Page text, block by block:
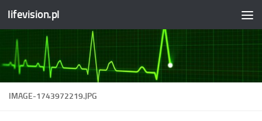
Skip to content
lifevision.pl
IMAGE-1743972219.JPG